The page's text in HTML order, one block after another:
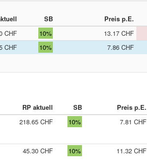
SB Preis p.E.
CHF 10% 13.17 CHF
CHF 10% 7.86 CHF
RP aktuell SB Preis p.E.
218.65 CHF 10% 7.81 CHF
45.30 CHF 10% 11.32 CHF